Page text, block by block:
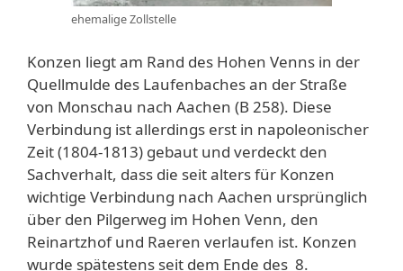
ehemalige Zollstelle
Konzen liegt am Rand des Hohen Venns in der
Quellmulde des Laufenbaches an der Straße
von Monschau nach Aachen (B 258). Diese
Verbindung ist allerdings erst in napoleonischer
Zeit (1804-1813) gebaut und verdeckt den
Sachverhalt, dass die seit alters für Konzen
wichtige Verbindung nach Aachen ursprünglich
über den Pilgerweg im Hohen Venn, den
Reinartzhof und Raeren verlaufen ist. Konzen
wurde spätestens seit dem Ende des 8.